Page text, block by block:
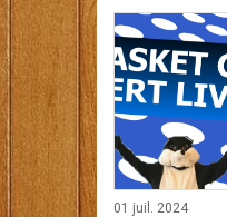
01 juil. 2024